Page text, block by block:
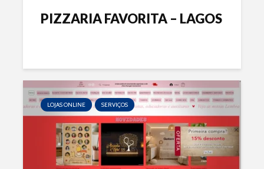
PIZZARIA FAVORITA – LAGOS
LOJAS ONLINE SERVIÇOS